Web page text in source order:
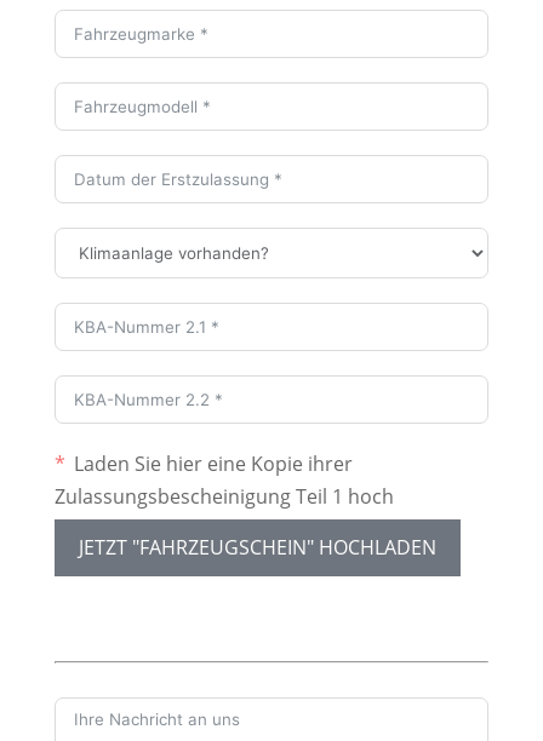
Laden Sie hier eine Kopie ihrer
Zulassungsbescheinigung Teil 1 hoch
JETZT "FAHRZEUGSCHEIN" HOCHLADEN